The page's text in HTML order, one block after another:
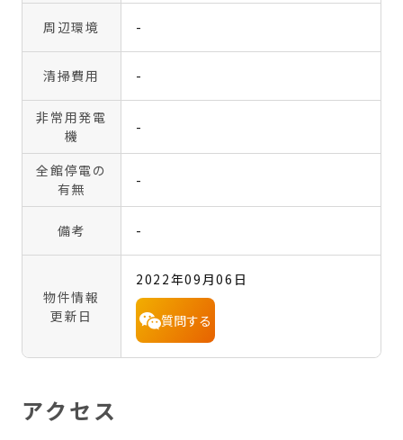
周辺環境 -
清掃費用 -
非常用発電
機
-
全館停電の
有無
-
備考 -
物件情報
更新日
2022年09月06日
質問する
アクセス